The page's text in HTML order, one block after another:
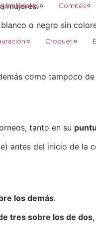
locales Comités
Croquet
mujeres.
o negro sin
como tampoco
tanto en su
antes del inicio de la
los demás.
tres sobre los de dos